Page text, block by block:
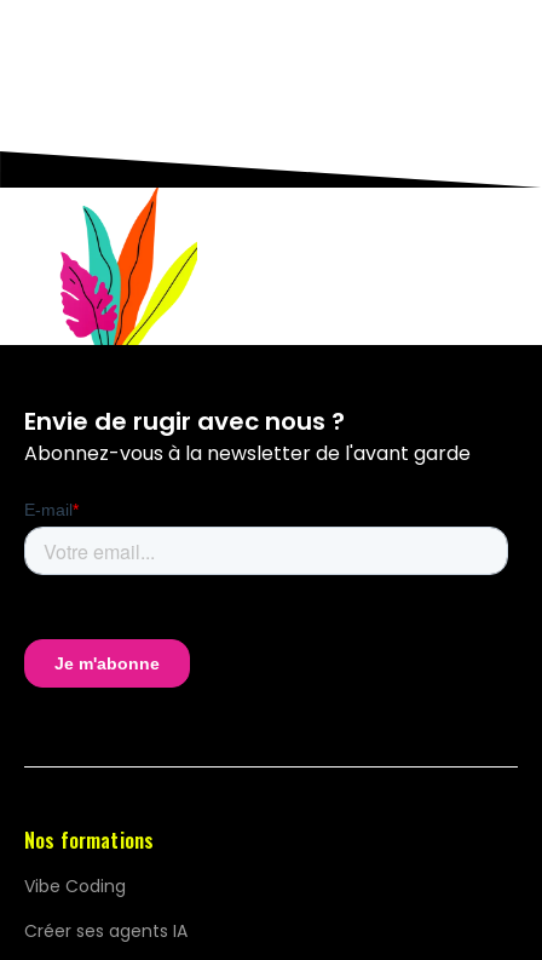
Envie de rugir avec nous ?
Abonnez-vous à la newsletter de l'avant garde
Nos formations
Vibe Coding
Créer ses agents IA